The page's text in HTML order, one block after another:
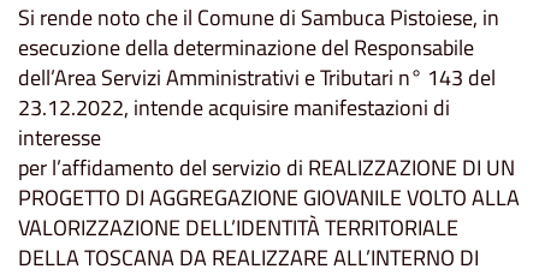
Si rende noto che il Comune di Sambuca Pistoiese, in
esecuzione della determinazione del Responsabile
dell’Area Servizi Amministrativi e Tributari n° 143 del
23.12.2022, intende acquisire manifestazioni di
interesse
per l’affidamento del servizio di REALIZZAZIONE DI UN
PROGETTO DI AGGREGAZIONE GIOVANILE VOLTO ALLA
VALORIZZAZIONE DELL’IDENTITÀ TERRITORIALE
DELLA TOSCANA DA REALIZZARE ALL’INTERNO DI